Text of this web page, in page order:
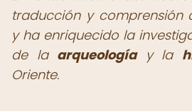
traducción y comprensión
y ha enriquecido la
de la arqueologíay la
Oriente.